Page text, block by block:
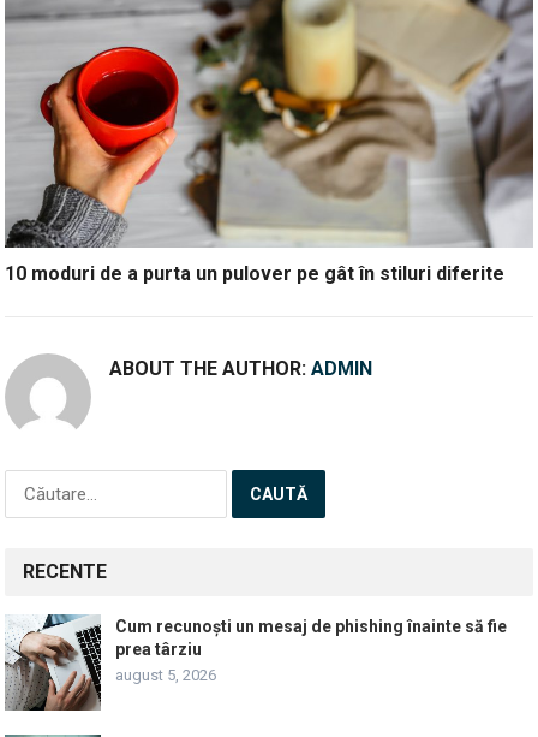
10 moduri de a purta un pulover pe gât în stiluri diferite
ABOUT THE AUTHOR:ADMIN
Caută
RECENTE
Cum recunoști un mesaj de phishing înainte să fie
prea târziu
august 5, 2026